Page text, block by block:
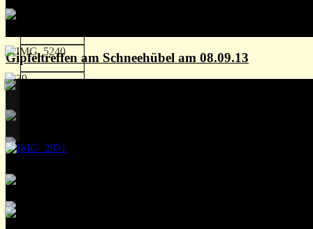
Gipfeltreffen am Schneehübel am 08.09.13